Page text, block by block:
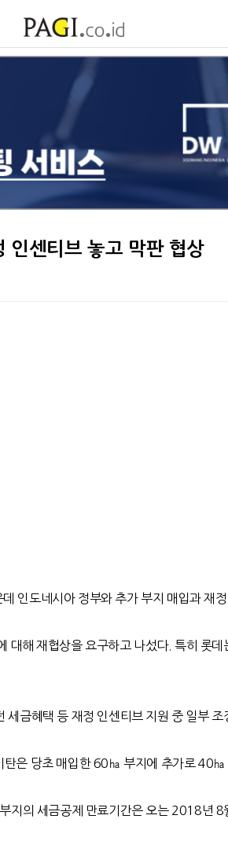
인센티브 놓고 막판 협상
인도네시아 정부와 추가 부지 매입과 재
대해 재협상을 요구하고 나섰다. 특히 롯
금혜택 등 재정 인센티브 지원 중 일부 조
은 당초 매입한 60㏊ 부지에 추가로 40
의 세금공제 만료기간은 오는 2018년